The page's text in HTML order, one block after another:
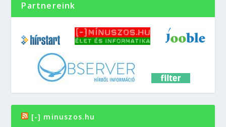
Partnereink
[-] minuszos.hu